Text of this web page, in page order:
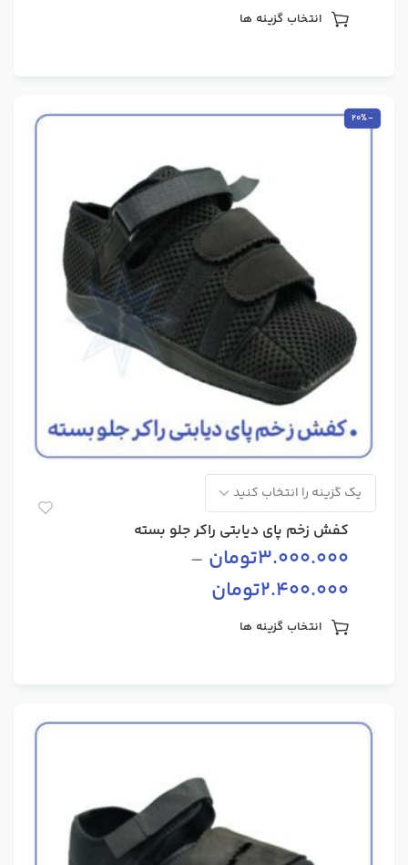
انتخاب گزینه ها
-20%
کفش زخم پای دیابتی راکر جلو بسته
3.000.000تومان –
2.400.000تومان
انتخاب گزینه ها